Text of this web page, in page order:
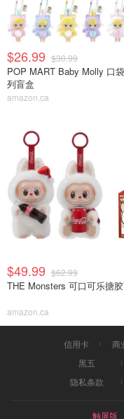
$26.99 $30.99
POP MART Baby Molly 口
列盲盒
amazon.ca
$49.99 $62.99
THE Monsters 可口可乐搪
amazon.ca
信用卡 商
黑五
隐私条款
触屏版